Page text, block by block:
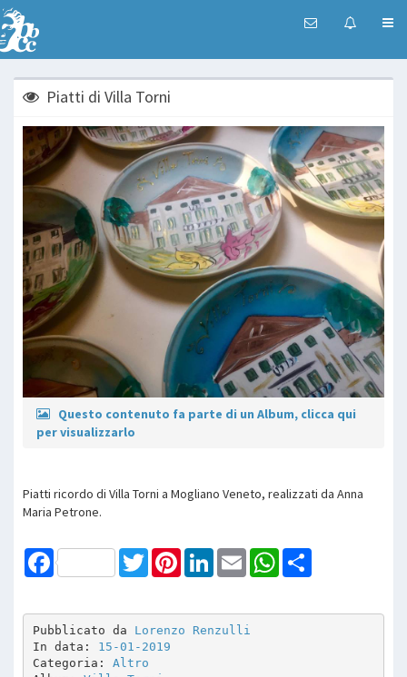
Piatti di Villa Torni
Questo contenuto fa parte di un Album, clicca qui
per visualizzarlo
Piatti ricordo di Villa Torni a Mogliano Veneto, realizzati da Anna
Maria Petrone.
Facebook TwitterPinterestLinkedInEmail WhatsApp
Pubblicato da Lorenzo Renzulli
In data: 15-01-2019
Categoria: Altro